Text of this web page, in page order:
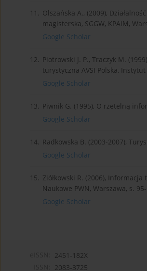
11. Olszańska A., (2009),
magisterska, SGGW, KPAiM,
Google Scholar
12. Piotrowski J. P., Traczyk M.
turystyczna AVSI Polska,
Google Scholar
13. Piwnik G. (1995), O rzetelną
Google Scholar
14. Radkowska B. (2003-2007),
Google Scholar
15. Ziółkowski R. (2006),
Naukowe PWN, Warszawa, s.
Google Scholar
2451-182X
2083-3725